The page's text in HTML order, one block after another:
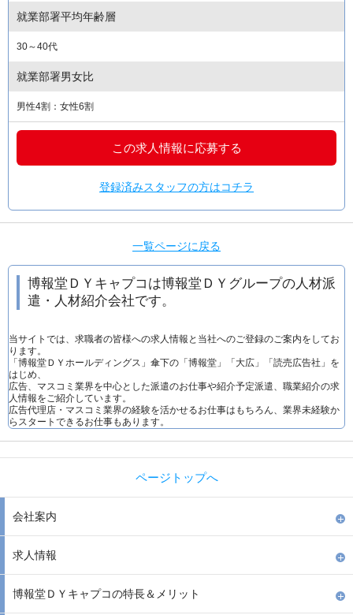
就業部署平均年齢層
30～40代
就業部署男女比
男性4割：女性6割
この求人情報に応募する
登録済みスタッフの方はコチラ
一覧ページに戻る
博報堂ＤＹキャプコは博報堂ＤＹグループの人材派
遣・人材紹介会社です。
当サイトでは、求職者の皆様への求人情報と当社へのご登録のご案内をしてお
ります。
「博報堂ＤＹホールディングス」傘下の「博報堂」「大広」「読売広告社」を
はじめ、
広告、マスコミ業界を中心とした派遣のお仕事や紹介予定派遣、職業紹介の求
人情報をご紹介しています。
広告代理店・マスコミ業界の経験を活かせるお仕事はもちろん、業界未経験か
らスタートできるお仕事もあります。
ページトップへ
会社案内
求人情報
博報堂ＤＹキャプコの特長＆メリット